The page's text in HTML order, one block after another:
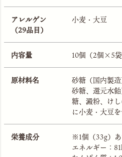
アレルゲン
（29品目）
小麦・大豆
内容量 10個（2個×5袋
原材料名
砂糖（国内製
砂糖、還元水
糖、澱粉、け
に小麦・大豆を
栄養成分
※1個（33g）
エネルギー：